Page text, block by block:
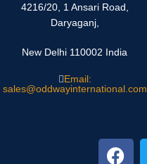
4216/20, 1 Ansari Road,
Daryaganj,
New Delhi 110002 India
Email:
sales@oddwayinternational.com